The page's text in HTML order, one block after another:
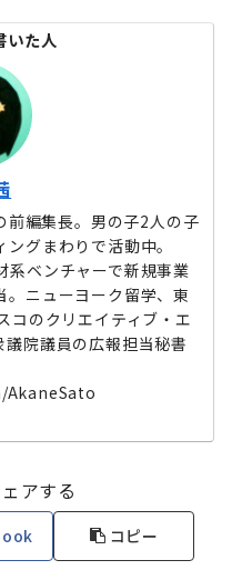
いた人
前編集長。男の子2人の子
グまわりで活動中。
系ベンチャーで新規事業
。ニューヨーク留学、東
コのクリエイティブ・エ
院議員の広報担当秘書
アする
コピー